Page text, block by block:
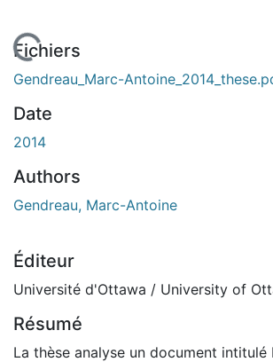
En cours de chargement...
Fichiers
Gendreau_Marc-
Date
2014
Authors
Gendreau, Marc-Antoine
Éditeur
Université d'Ottawa / University of
Résumé
La thèse analyse un document intitulé